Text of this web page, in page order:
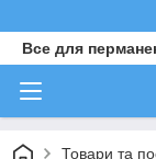
Все для
Товари та